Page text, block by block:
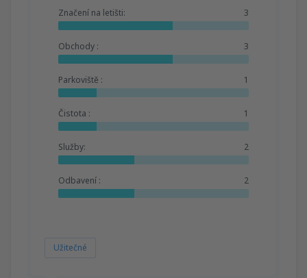
Značení na letišti: 3
Obchody : 3
Parkoviště : 1
Čistota : 1
Služby: 2
Odbavení : 2
Užitečné